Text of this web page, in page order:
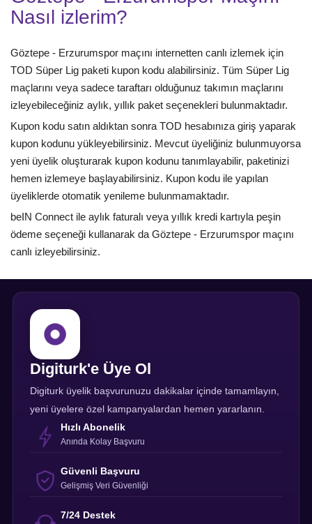
Nasıl izlerim?
Göztepe - Erzurumspor maçını internetten canlı izlemek için
TOD Süper Lig paketi kupon kodu alabilirsiniz. Tüm Süper Lig
maçlarını veya sadece taraftarı olduğunuz takımın maçlarını
izleyebileceğiniz aylık, yıllık paket seçenekleri bulunmaktadır.
Kupon kodu satın aldıktan sonra TOD hesabınıza giriş yaparak
kupon kodunu yükleyebilirsiniz. Mevcut üyeliğiniz bulunmuyorsa
yeni üyelik oluşturarak kupon kodunu tanımlayabilir, paketinizi
hemen izlemeye başlayabilirsiniz. Kupon kodu ile yapılan
üyeliklerde otomatik yenileme bulunmamaktadır.
beIN Connect ile aylık faturalı veya yıllık kredi kartıyla peşin
ödeme seçeneği kullanarak da Göztepe - Erzurumspor maçını
canlı izleyebilirsiniz.
Digiturk'e Üye Ol
Digiturk üyelik başvurunuzu dakikalar içinde tamamlayın,
yeni üyelere özel kampanyalardan hemen yararlanın.
Hızlı Abonelik
Anında Kolay Başvuru
Güvenli Başvuru
Gelişmiş Veri Güvenliği
7/24 Destek